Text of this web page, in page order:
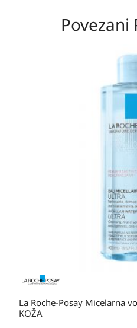
Povezani
La Roche-Posay Micelarna
KOŽA